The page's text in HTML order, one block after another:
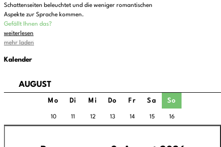
Schattenseiten beleuchtet und die weniger romantischen
Aspekte zur Sprache kommen.
Gefällt Ihnen das?
weiterlesen
mehr laden
Kalender
AUGUST
Mo Di Mi Do Fr Sa So
10 11 12 13 14 15 16